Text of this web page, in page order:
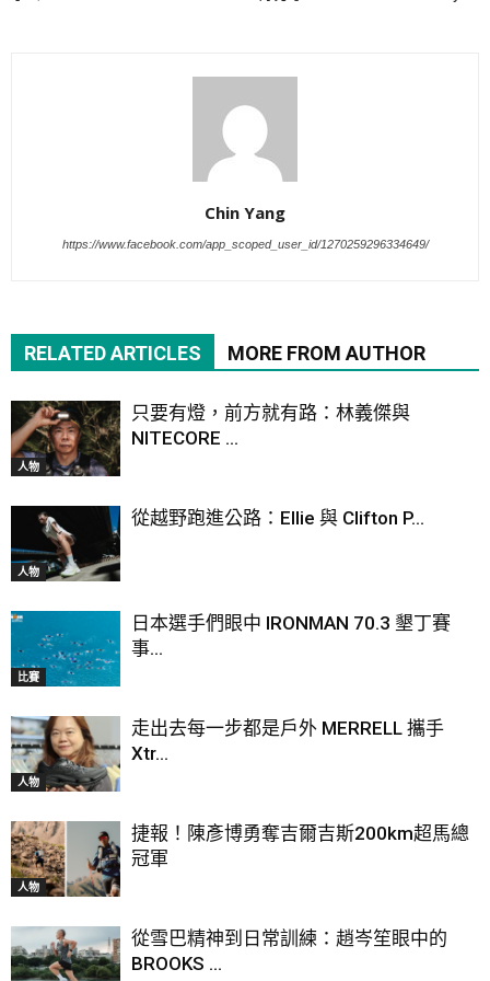
Chin Yang
https://www.facebook.com/app_scoped_user_id/1270259296334649/
RELATED ARTICLES MORE FROM AUTHOR
人物
只要有燈，前方就有路：林義傑與
NITECORE ...
人物
從越野跑進公路：Ellie 與 Clifton P...
比賽
日本選手們眼中 IRONMAN 70.3 墾丁賽
事...
人物
走出去每一步都是戶外 MERRELL 攜手
Xtr...
人物
捷報！陳彥博勇奪吉爾吉斯200km超馬總
冠軍
從雪巴精神到日常訓練：趙岑笙眼中的
BROOKS ...